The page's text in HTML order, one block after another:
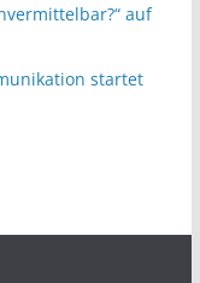
auf
startet